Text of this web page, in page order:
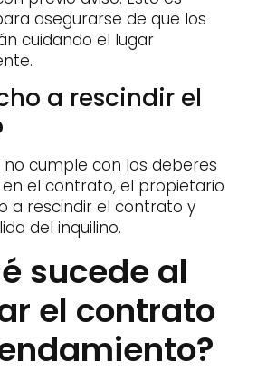
asegurarse de que los
cuidando el lugar
a rescindir el
no cumple con los deberes
el contrato, el propietario
a rescindir el contrato y
del inquilino.
sucede al
el contrato